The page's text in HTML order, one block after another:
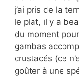
j’ai pris de la
le plat, il y a
du moment
gambas
crustacés (ce
goûter à une